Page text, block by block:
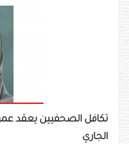
الجاري